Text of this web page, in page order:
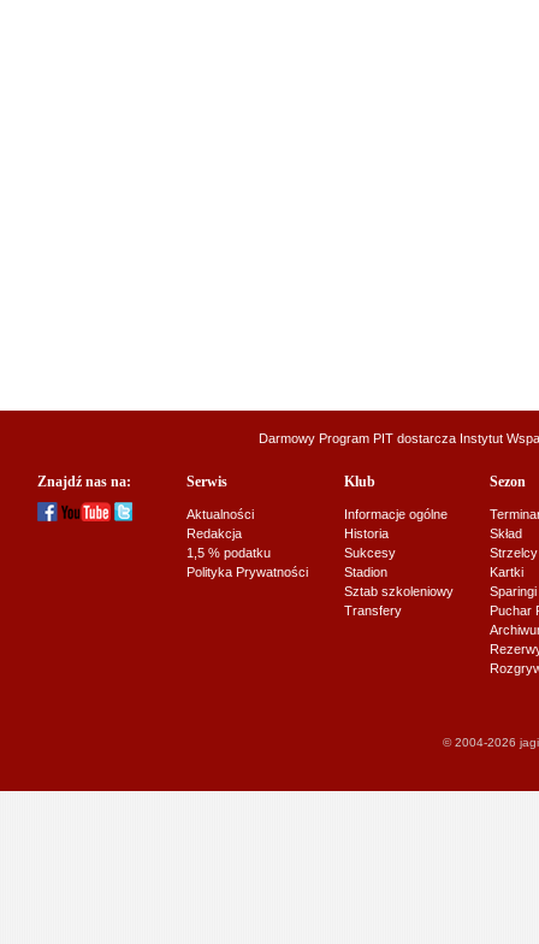
Darmowy Program PIT dostarcza Instytut
Znajdź nas na: Serwis
Aktualności
Redakcja
1,5 % podatku
Polityka Prywatności
Klub
Informacje ogólne
Historia
Sukcesy
Stadion
Sztab szkoleniowy
Transfery
Sezon
Skład
Strzelcy
Kartki
Sparingi
Puchar
© 2004-2026